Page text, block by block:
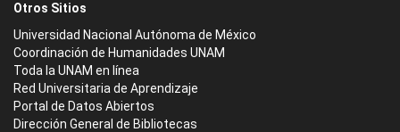
Otros Sitios
Universidad Nacional Autónoma de México
Coordinación de Humanidades UNAM
Toda la UNAM en línea
Red Universitaria de Aprendizaje
Portal de Datos Abiertos
Dirección General de Bibliotecas